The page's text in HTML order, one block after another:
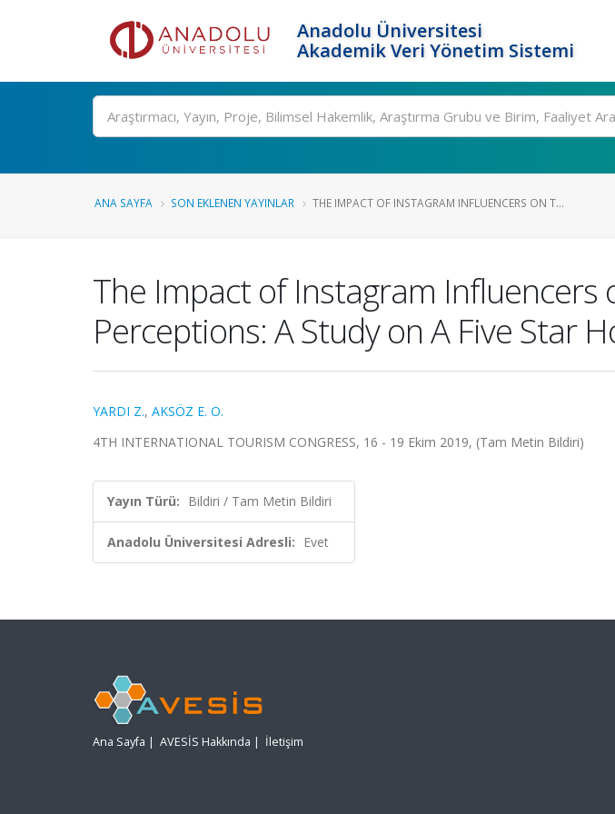
Anadolu Üniversitesi
Akademik Veri Yönetim Sistemi
Ara
ANA SAYFA SON EKLENEN YAYINLAR THE IMPACT OF INSTAGRAM INFLUENCERS ON T...
The Impact of Instagram
Perceptions: A Study on A Five Star
YARDI Z., AKSÖZ E. O.
4TH INTERNATIONAL TOURISM CONGRESS, 16 - 19 Ekim 2019, (Tam Metin Bildiri)
Yayın Türü: Bildiri / Tam Metin Bildiri
Anadolu Üniversitesi Adresli: Evet
Ana Sayfa | AVESİS Hakkında | İletişim